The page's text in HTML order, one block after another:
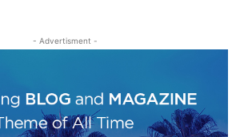
- Advertisment -